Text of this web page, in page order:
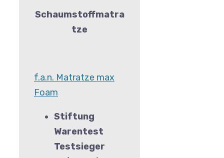
Schaumstoffmatra
tze
f.a.n. Matratze max
Foam
Stiftung
Warentest
Testsieger